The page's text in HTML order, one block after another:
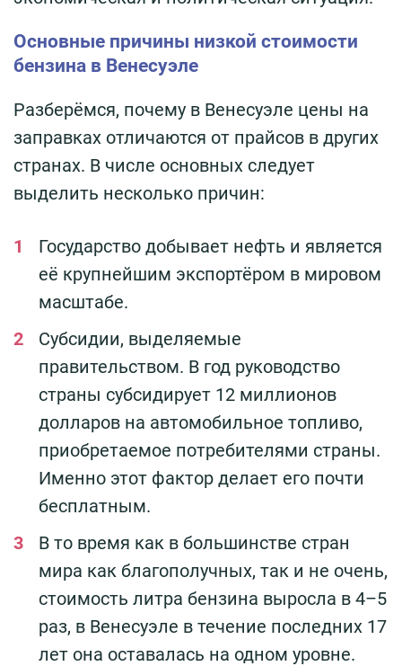
Основные причины низкой стоимости
бензина в Венесуэле
Разберёмся, почему в Венесуэле цены на
заправках отличаются от прайсов в других
странах. В числе основных следует
выделить несколько причин:
Государство добывает нефть и является
её крупнейшим экспортёром в мировом
масштабе.
Субсидии, выделяемые
правительством. В год руководство
страны субсидирует 12 миллионов
долларов на автомобильное топливо,
приобретаемое потребителями страны.
Именно этот фактор делает его почти
бесплатным.
В то время как в большинстве стран
мира как благополучных, так и не очень,
стоимость литра бензина выросла в 4–5
раз, в Венесуэле в течение последних 17
лет она оставалась на одном уровне.